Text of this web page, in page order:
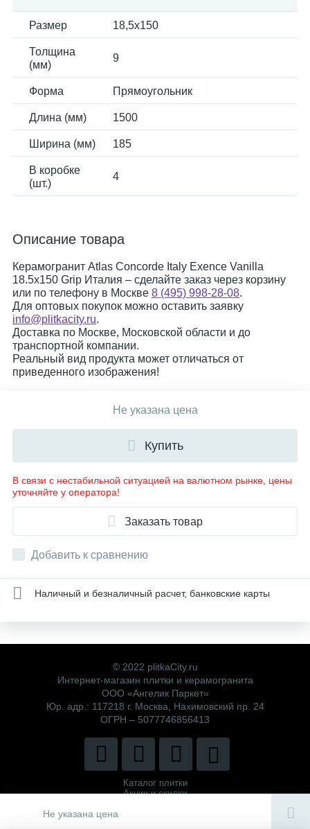
Размер 18,5x150
Толщина
(мм)
9
Форма Прямоугольник
Длина (мм) 1500
Ширина (мм) 185
В коробке
(шт.)
4
Описание товара
Керамогранит Atlas Concorde Italy Exence Vanilla
18.5x150 Grip Италия – сделайте заказ через корзину
или по телефону в Москве 8 (495) 998-28-08.
Для оптовых покупок можно оставить заявку
info@plitkacity.ru.
Доставка по Москве, Московской области и до
транспортной компании.
Реальный вид продукта может отличаться от
приведенного изображения!
Не указана цена
Не указана цена
Купить
В связи с нестабильной ситуацией на валютном рынке, цены
уточняйте у оператора!
Заказать товар
Добавить к сравнению
Наличный и безналичный расчет, банковские карты
© 2022 plitkaCity.ru
Интернет-магазин плитки и керамогранита
ООО «Ангелик Паркет»
Юр. адр.: 117218 г. Москва, Нахимовский пр. 24
ОГРН – 5077746856413
Каталог плитки
Акции и скидки